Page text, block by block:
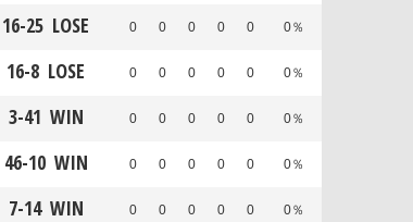
16-25 LOSE 0 0 0 0 0 0％
16-8 LOSE 0 0 0 0 0 0％
3-41 WIN 0 0 0 0 0 0％
46-10 WIN 0 0 0 0 0 0％
7-14 WIN 0 0 0 0 0 0％